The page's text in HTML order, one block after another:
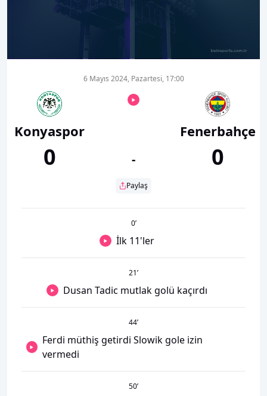
Konyaspor
0
6 Mayıs 2024, Pazartesi, 17:00
-
Paylaş
Fenerbahçe
0
0’
İlk 11'ler
21’
Dusan Tadic mutlak golü kaçırdı
44’
Ferdi müthiş getirdi Slowik gole izin
vermedi
50’